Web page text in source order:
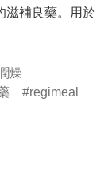
滋補良藥。用於
燥
regimeal